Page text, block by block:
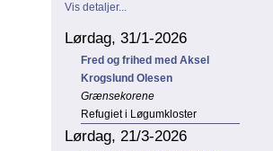
Vis detaljer...
Lørdag, 31/1-2026
Fred og frihed med Aksel
Krogslund Olesen
Grænsekorene
Refugiet i Løgumkloster
Lørdag, 21/3-2026